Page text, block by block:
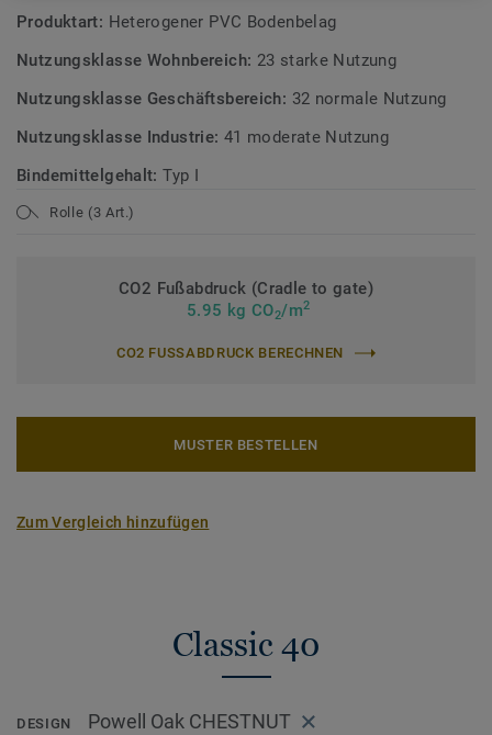
Produktart: Heterogener PVC Bodenbelag
Nutzungsklasse Wohnbereich: 23 starke Nutzung
Nutzungsklasse Geschäftsbereich: 32 normale Nutzung
Nutzungsklasse Industrie: 41 moderate Nutzung
Bindemittelgehalt:Typ I
Rolle (3 Art.)
CO2 Fußabdruck (Cradle to gate)
5.95 kg CO2/m2
CO2 FUSSABDRUCK BERECHNEN
MUSTER BESTELLEN
Zum Vergleich hinzufügen
Classic 40
DESIGN Powell Oak CHESTNUT